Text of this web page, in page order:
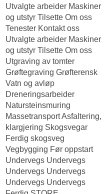
Utvalgte arbeider Maskiner
og utstyr Tilsette Om oss
Tenester Kontakt oss
Utvalgte arbeider Maskiner
og utstyr Tilsette Om oss
Utgraving av tomter
Grøftegraving Grøfterensk
Vatn og avløp
Dreneringsarbeider
Natursteinsmuring
Massetransport Asfaltering,
klargjering Skogsvegar
Ferdig skogsveg
Vegbygging Før oppstart
Undervegs Undervegs
Undervegs Undervegs
Undervegs Undervegs